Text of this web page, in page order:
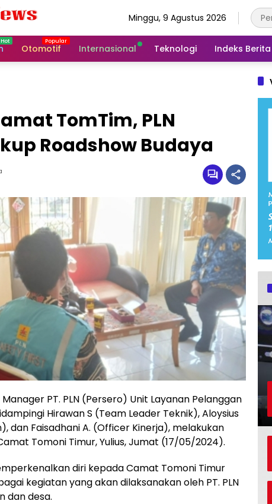
Minggu, 9 Agustus 2026
Otomotif Internasional Teknologi Indeks Berita
TomTim, PLN
Roadshow Budaya
PT. PLN (Persero) Unit Layanan Pelanggan
Hirawan S (Team Leader Teknik), Aloysius
dan Faisadhani A. (Officer Kinerja), melakukan
Tomoni Timur, Yulius, Jumat (17/05/2024).
diri kepada Camat Tomoni Timur
kegiatan yang akan dilaksanakan oleh PT. PLN
dan desa.